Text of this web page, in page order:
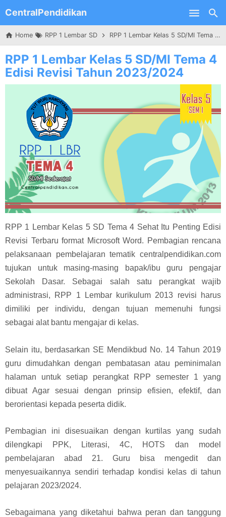
Skip to main content
CentralPendidikan
Home RPP 1 Lembar SD RPP 1 Lembar Kelas 5 SD/MI Tema 4 Edisi Revisi Tahun 2023/2024
RPP 1 Lembar Kelas 5 SD/MI Tema 4
Edisi Revisi Tahun 2023/2024
RPP 1 Lembar Kelas 5 SD Tema 4 Sehat Itu Penting Edisi
Revisi Terbaru format Microsoft Word. Pembagian rencana
pelaksanaan pembelajaran tematik centralpendidikan.com
tujukan untuk masing-masing bapak/ibu guru pengajar
Sekolah Dasar. Sebagai salah satu perangkat wajib
administrasi, RPP 1 Lembar kurikulum 2013 revisi harus
dimiliki per individu, dengan tujuan memenuhi fungsi
sebagai alat bantu mengajar di kelas.
Selain itu, berdasarkan SE Mendikbud No. 14 Tahun 2019
guru dimudahkan dengan pembatasan atau peminimalan
halaman untuk setiap perangkat RPP semester 1 yang
dibuat Agar sesuai dengan prinsip efisien, efektif, dan
berorientasi kepada peserta didik.
Pembagian ini disesuaikan dengan kurtilas yang sudah
dilengkapi PPK, Literasi, 4C, HOTS dan model
pembelajaran abad 21. Guru bisa mengedit dan
menyesuaikannya sendiri terhadap kondisi kelas di tahun
pelajaran 2023/2024.
Sebagaimana yang diketahui bahwa peran dan tanggung